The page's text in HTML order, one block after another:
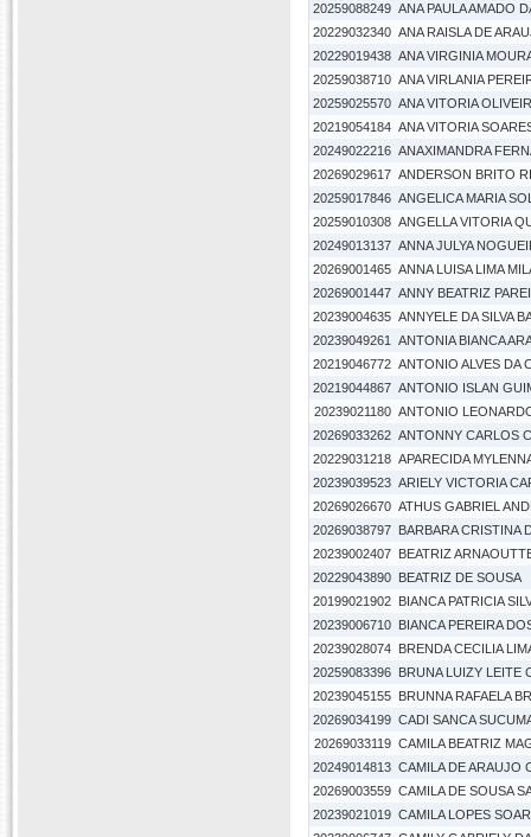
20259088249 ANA PAULA AMADO
20229032340 ANA RAISLA DE
20229019438 ANA VIRGINIA
20259038710 ANA VIRLANIA
20259025570 ANA VITORIA
20219054184 ANA VITORIA
20249022216 ANAXIMANDRA
20269029617 ANDERSON BRITO
20259017846 ANGELICA MARIA
20259010308 ANGELLA VITORIA
20249013137 ANNA JULYA
20269001465 ANNA LUISA LIMA
20269001447 ANNY BEATRIZ
20239004635 ANNYELE DA SILVA
20239049261
ANTONIA BIANCA
20219046772 ANTONIO ALVES DA
20219044867 ANTONIO ISLAN
20239021180 ANTONIO
20269033262 ANTONNY CARLOS
20229031218 APARECIDA
20239039523 ARIELY VICTORIA
20269026670 ATHUS GABRIEL
20269038797 BARBARA CRISTINA
20239002407 BEATRIZ
20229043890 BEATRIZ DE SOUSA
20199021902 BIANCA PATRICIA
20239006710 BIANCA PEREIRA
20239028074 BRENDA CECILIA
20259083396 BRUNA LUIZY LEITE
20239045155 BRUNNA RAFAELA
20269034199 CADI SANCA
20269033119 CAMILA BEATRIZ
20249014813 CAMILA DE ARAUJO
20269003559 CAMILA DE SOUSA
20239021019 CAMILA LOPES